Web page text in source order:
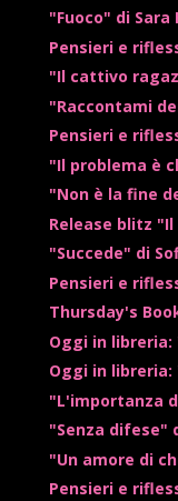
"Fuoco" di
Pensieri e
"Il cattivo
"Raccontami
Pensieri e
"Il problema è
"Non è la fine
Release blitz
"Succede" di
Pensieri e
Thursday's
Oggi in libreria:
Oggi in libreria:
"L'importanza
"Senza difese"
"Un amore di
Pensieri e